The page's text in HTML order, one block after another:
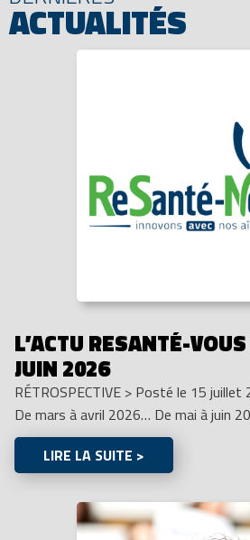
ACTUALITÉS
L’ACTU RESANTÉ-
JUIN 2026
RÉTROSPECTIVE > Posté le 15 juillet
De mars à avril 2026… De mai à juin
LIRE LA SUITE >